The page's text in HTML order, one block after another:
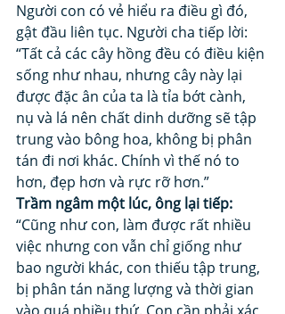
Người con có vẻ hiểu ra điều gì đó,
gật đầu liên tục. Người cha tiếp lời:
“Tất cả các cây hồng đều có điều kiện
sống như nhau, nhưng cây này lại
được đặc ân của ta là tỉa bớt cành,
nụ và lá nên chất dinh dưỡng sẽ tập
trung vào bông hoa, không bị phân
tán đi nơi khác. Chính vì thế nó to
hơn, đẹp hơn và rực rỡ hơn.”
Trầm ngâm một lúc, ông lại tiếp:
“Cũng như con, làm được rất nhiều
việc nhưng con vẫn chỉ giống như
bao người khác, con thiếu tập trung,
bị phân tán năng lượng và thời gian